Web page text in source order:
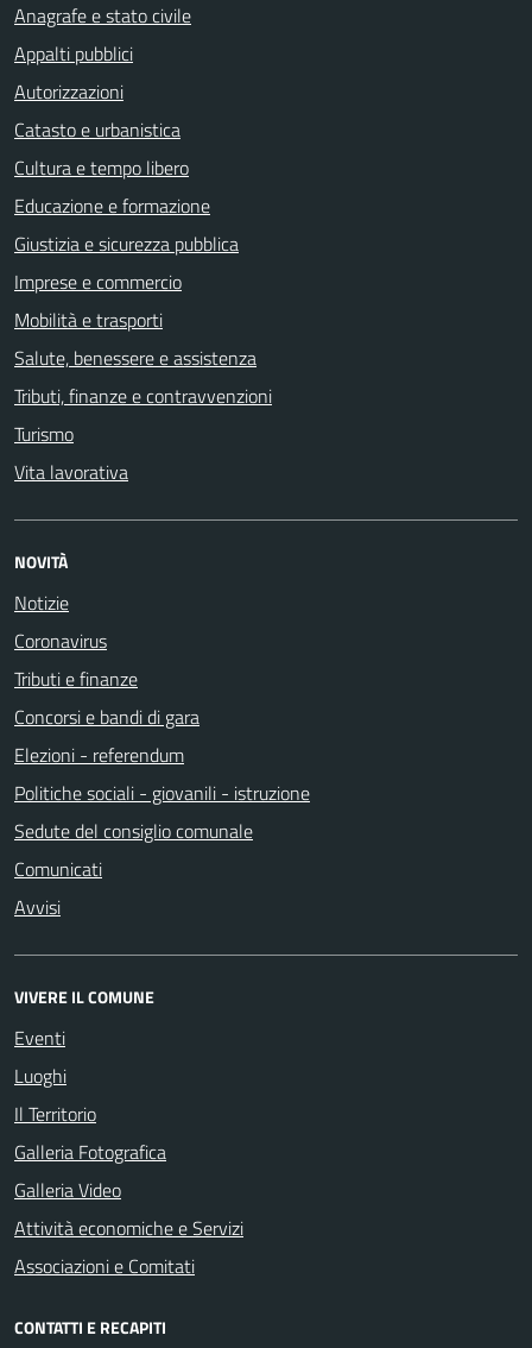
Anagrafe e stato civile
Appalti pubblici
Autorizzazioni
Catasto e urbanistica
Cultura e tempo libero
Educazione e formazione
Giustizia e sicurezza pubblica
Imprese e commercio
Mobilità e trasporti
Salute, benessere e assistenza
Tributi, finanze e contravvenzioni
Turismo
Vita lavorativa
NOVITÀ
Notizie
Coronavirus
Tributi e finanze
Concorsi e bandi di gara
Elezioni - referendum
Politiche sociali - giovanili - istruzione
Sedute del consiglio comunale
Comunicati
Avvisi
VIVERE IL COMUNE
Eventi
Luoghi
Il Territorio
Galleria Fotografica
Galleria Video
Attività economiche e Servizi
Associazioni e Comitati
CONTATTI E RECAPITI